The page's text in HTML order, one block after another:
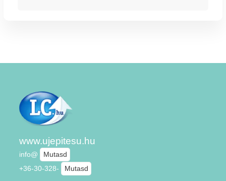
www.ujepitesu.hu
info@
Mutasd
+36-30-328-
Mutasd